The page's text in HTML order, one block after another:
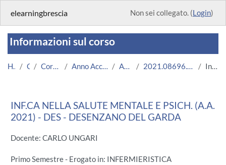
elearningbrescia Non sei collegato. (Login)
Informazioni sul corso
Home Corsi Corsi Istituzionali Anno Accademico 2021/2022 Area Medica 2021.08696.2011.3.U11167.DES_6500 Introduzione
INF.CA NELLA SALUTE MENTALE E PSICH. (A.A.
2021) - DES - DESENZANO DEL GARDA
Docente: CARLO UNGARI
Primo Semestre - Erogato in: INFERMIERISTICA